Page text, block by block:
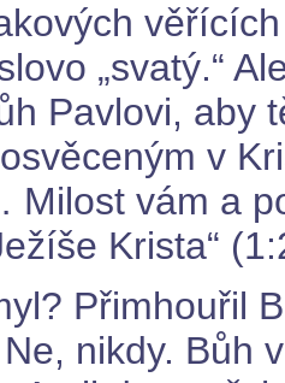
„svatý.“
Pavlovi, aby
v
vám a
Krista“
Přimhouřil
nikdy. Bůh